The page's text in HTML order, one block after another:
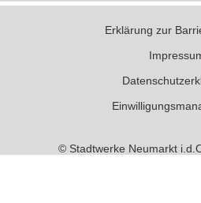
Erklärung zur
© Stadtwerke Neumarkt